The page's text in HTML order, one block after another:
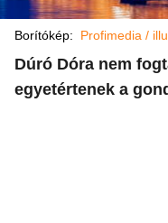
Borítókép: Profimedia /
Dúró Dóra nem
egyetértenek a